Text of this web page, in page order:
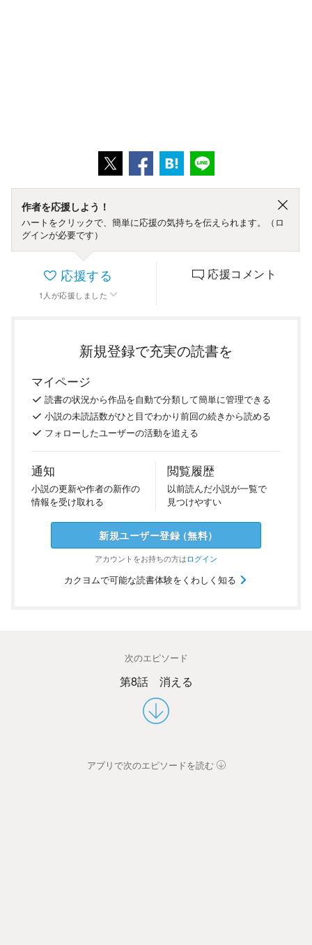
作者を応援しよう！
ハートをクリックで、簡単に応援の気持ちを伝えられます。（ロ
グインが必要です）
応援する
1 人 が応援しました
応援コメント
新規登録で充実の読書を
マイページ
読書の状況から作品を自動で分類して簡単に管理できる
小説の未読話数がひと目でわかり前回の続きから読める
フォローしたユーザーの活動を追える
通知
小説の更新や作者の新作の
情報を受け取れる
閲覧履歴
以前読んだ小説が一覧で
見つけやすい
新規ユーザー登録（無料）
アカウントをお持ちの方はログイン
カクヨムで可能な読書体験をくわしく知る
次のエピソード
第8話 消える
アプリで次のエピソードを読む